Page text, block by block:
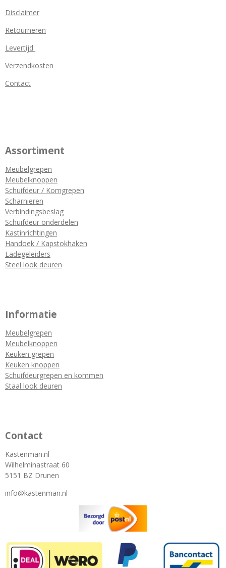
Disclaimer
Retourneren
Levertijd
Verzendkosten
Contact
Assortiment
Meubelgrepen
Meubelknoppen
Schuifdeur / Komgrepen
Scharnieren
Verbindingsbeslag
Schuifdeur onderdelen
Kastinrichtingen
Handoek / Kapstokhaken
Ladegeleiders
Steel look deuren
Informatie
Meubelgrepen
Meubelknoppen
Keuken grepen
Keuken knoppen
Schuifdeurgrepen en kommen
Staal look deuren
Contact
Kastenman.nl
Wilhelminastraat 60
5151 BZ Drunen
info@kastenman.nl